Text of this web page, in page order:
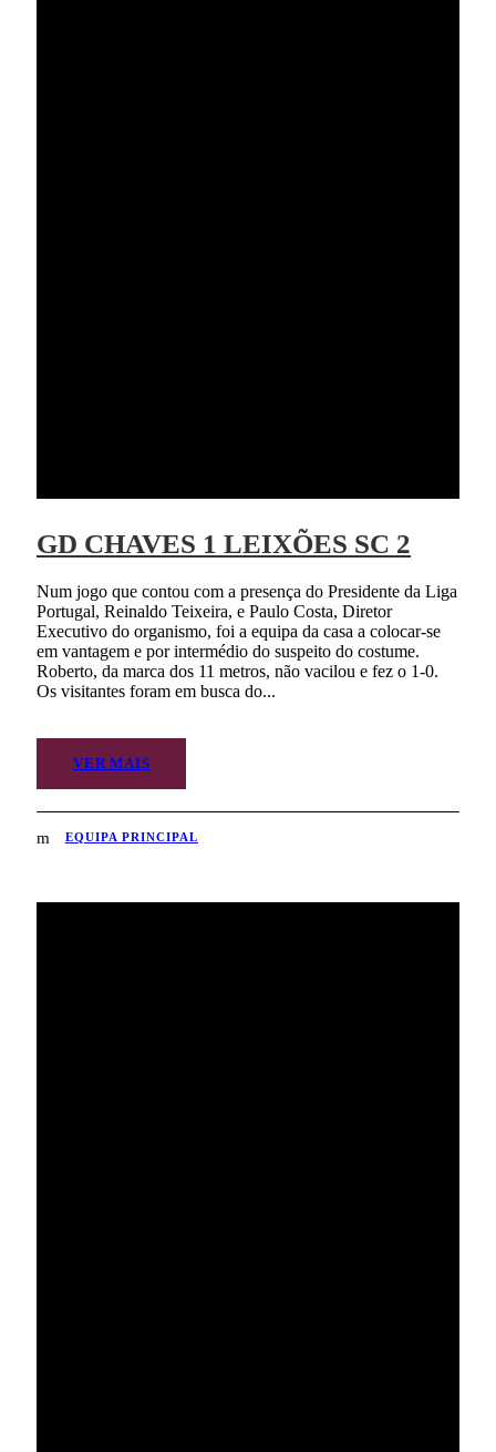
GD CHAVES 1 LEIXÕES SC 2
Num jogo que contou com a presença do Presidente da Liga
Portugal, Reinaldo Teixeira, e Paulo Costa, Diretor
Executivo do organismo, foi a equipa da casa a colocar-se
em vantagem e por intermédio do suspeito do costume.
Roberto, da marca dos 11 metros, não vacilou e fez o 1-0.
Os visitantes foram em busca do...
VER MAIS
EQUIPA PRINCIPAL